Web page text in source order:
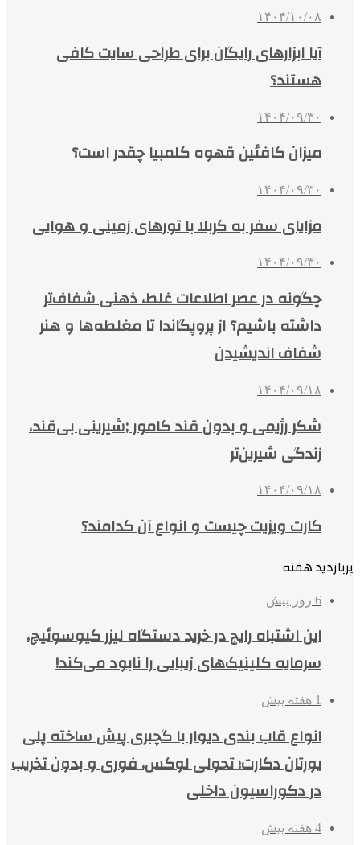
۱۴۰۴/۱۰/۰۸
آیا ابزارهای رایگان برای طراحی سایت کافی
هستند؟
۱۴۰۴/۰۹/۳۰
میزان کافئین قهوه کلمبیا چقدر است؟
۱۴۰۴/۰۹/۳۰
مزایای سفر به کربلا با تورهای زمینی و هوایی
۱۴۰۴/۰۹/۳۰
چگونه در عصر اطلاعات غلط، ذهنی شفاف‌تر
داشته باشیم؟ از پروپگاندا تا مغلطه‌ها و هنر
شفاف اندیشیدن
۱۴۰۴/۰۹/۱۸
شکر رژیمی و بدون قند کامور ;شیرینی بی‌قند،
زندگی شیرین‌تر
۱۴۰۴/۰۹/۱۸
کارت ویزیت چیست و انواع آن کدامند؟
پربازدید هفته
6 روز پیش
این اشتباه رایج در خرید دستگاه لیزر کیوسوئیچ،
سرمایه کلینیک‌های زیبایی را نابود می‌کند!
1 هفته پیش
انواع قاب بندی دیوار با گچبری پیش ساخته پلی
یورتان دکارت؛ تحولی لوکس، فوری و بدون تخریب
در دکوراسیون داخلی
4 هفته پیش